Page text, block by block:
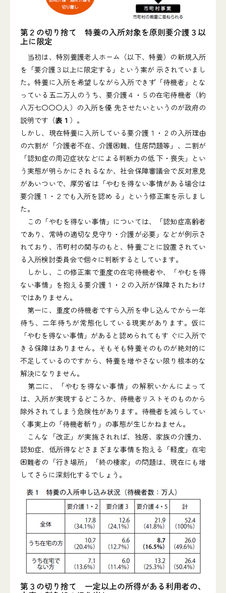
第２の切り捨て 特養の入所対象を原則要介護３以
上に限定
当初は、特別養護老人ホーム（以下、特養）の新規入所
を「要介護３以上に限定する」という案が 示されていまし
た。特養に入所を希望しながら入所できず「待機者」とな
っている五二万人のうち、要介護４・５の在宅待機者（約
八万七〇〇〇人）の入所を優 先させたいというのが政府の
説明です（表１ ）。
しかし、現在特養に入所している要介護１・２の入所理由
の六割が「介護者不在、介護困難、住居問題等」、二割が
「認知症の周辺症状などによる判断力の低 下・喪失」とい
う実態が明らかにされるなか、社会保障審議会で反対意見
があいついで、厚労省は「やむを得ない事情がある場合は
要介護１・２でも入所を認め る」という修正案を示しまし
た。
この「やむを得ない事情」については、「認知症高齢者
であり、常時の適切な見守り・介護が必要」などが例示さ
れており、市町村の関与のもと、特養ごとに設置されてい
る入所検討委員会で個々に判断するとしています。
しかし、この修正案で重度の在宅待機者や、「やむを得
ない事情」を抱える要介護１・２の入所が保障されたわけ
ではありません。
第一に、重度の待機者ですら入所を申し込んでから一年
待ち、二年待ちが常態化している現実があります。仮に
「やむを得ない事情」があると認められてもす ぐに入所で
きる保障はありません。そもそも特養そのものが絶対的に
不足しているのですから、特養を増やさない限り根本的な
解決になりません。
第二に、「やむを得ない事情」の解釈いかんによって
は、入所が実現するどころか、待機者リストそのものから
除外されてしまう危険性があります。待機者を減らしてい
く事実上の「待機者斬り」の事態が生じかねません。
こんな「改正」が実施されれば、独居、家族の介護力、
認知症、低所得などさまざまな事情を抱える「軽度」在宅
困難者の「行き場所」「終の棲家」の問題は、現在にも増
してさらに深刻化するでしょう。
第３の切り捨て 一定以上の所得がある利用者の、